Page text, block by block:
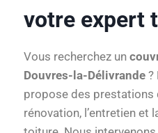
votre expert
Vous recherchez un
Douvres-la-Délivrande ?
propose des prestations
rénovation, l’entretien et